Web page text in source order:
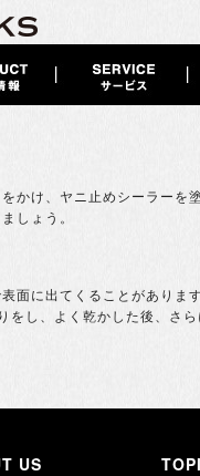
かけ、ヤニ止めシーラー
しょう。
面に出てくることがあり
し、よく乾かした後、さ
US